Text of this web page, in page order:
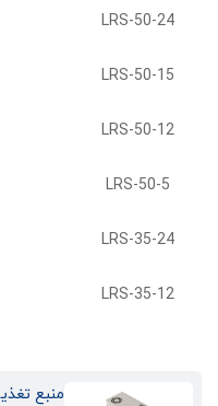
LRS-50-24
LRS-50-15
LRS-50-12
LRS-50-5
LRS-35-24
LRS-35-12
منبع